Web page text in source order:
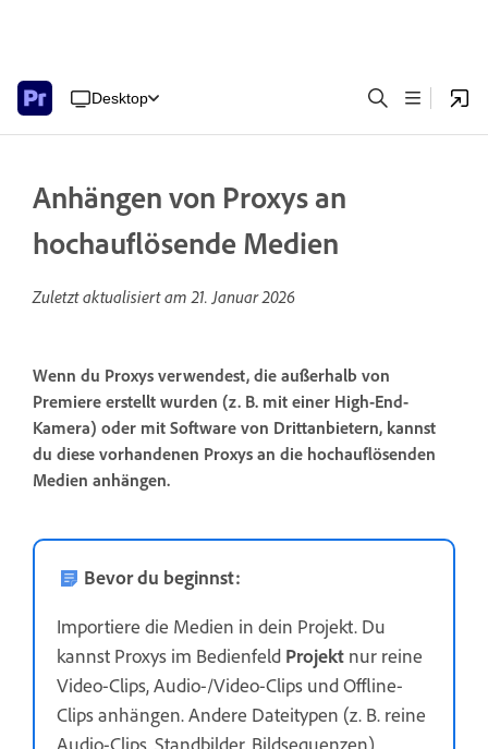
Desktop
Anhängen von Proxys an
hochauflösende Medien
Zuletzt aktualisiert am21. Januar 2026
Wenn du Proxys verwendest, die außerhalb von
Premiere erstellt wurden (z. B. mit einer High-End-
Kamera) oder mit Software von Drittanbietern, kannst
du diese vorhandenen Proxys an die hochauflösenden
Medien anhängen.
Bevor du beginnst:
Importiere die Medien in dein Projekt. Du
kannst Proxys im Bedienfeld Projekt nur reine
Video-Clips, Audio-/Video-Clips und Offline-
Clips anhängen. Andere Dateitypen (z. B. reine
Audio-Clips, Standbilder, Bildsequenzen)